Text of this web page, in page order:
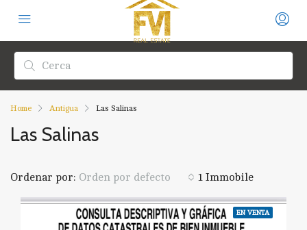
Home Antigua Las Salinas
Las Salinas
1 Immobile
Ordenar por: Orden por defecto
EN VENTA